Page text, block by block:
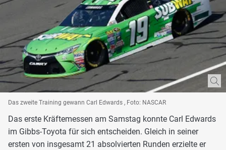
Das zweite Training gewann Carl Edwards , Foto: NASCAR
Das erste Kräftemessen am Samstag konnte Carl Edwards
im Gibbs-Toyota für sich entscheiden. Gleich in seiner
ersten von insgesamt 21 absolvierten Runden erzielte er